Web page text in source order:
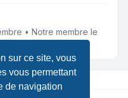
sur ce site, vous
vous permettant
de navigation
• Notre membre le